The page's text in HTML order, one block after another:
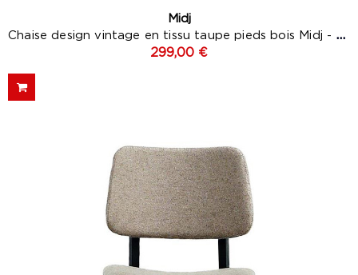
Midj
Chaise design vintage en tissu taupe pieds bois Midj - Joe
299,00 €